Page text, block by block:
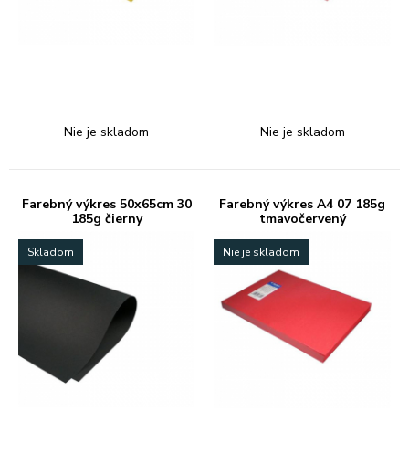
Nie je skladom Nie je skladom
Farebný výkres 50x65cm 30
185g čierny
Skladom
Farebný výkres A4 07 185g
tmavočervený
Nie je skladom